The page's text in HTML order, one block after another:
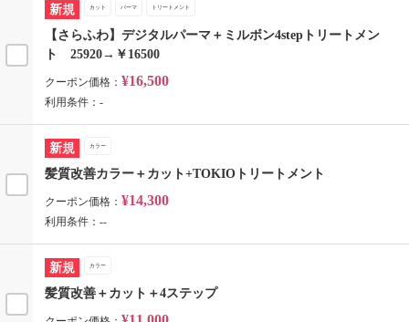
新規 カット パーマ トリートメント
【さらふわ】デジタルパーマ＋ミルボン4stepトリートメン
ト 25920→￥16500
クーポン価格： ¥16,500
利用条件：-
新規 カラー
髪質改善カラー＋カット+TOKIOトリートメント
クーポン価格： ¥14,300
利用条件：--
新規 カラー
髪質改善＋カット＋4ステップ